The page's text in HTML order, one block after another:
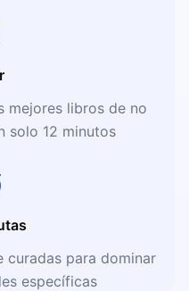
mejores libros de no
solo 12 minutos
curadas para dominar
específicas